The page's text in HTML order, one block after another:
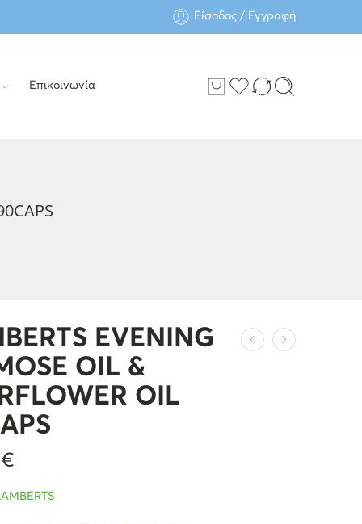
Είσοδος / Εγγραφή
Επικοινωνία
EVENING
OIL &
OIL
€